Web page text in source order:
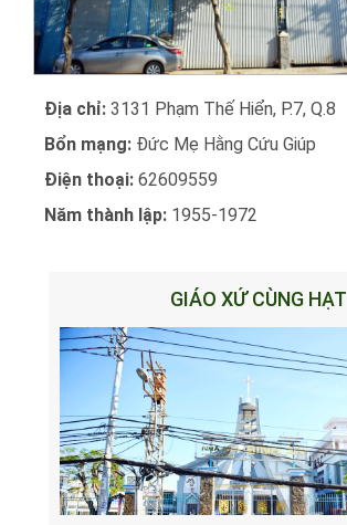
Địa chỉ: 3131 Phạm Thế Hiển, P.7, Q.8
Bổn mạng: Đức Mẹ Hằng Cứu Giúp
Điện thoại: 62609559
Năm thành lập: 1955-1972
GIÁO XỨ CÙNG HẠT